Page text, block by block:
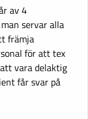
av 4
servar alla
främja
för att tex
vara delaktig
får svar på